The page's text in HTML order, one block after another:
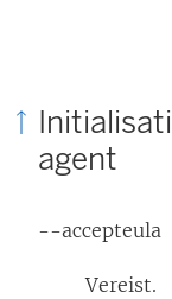
agent
--accepteula
Vereist.